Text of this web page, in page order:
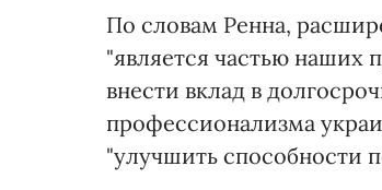
По словам Ренна,
"является частью наших
внести вклад в
профессионализма
"улучшить способности